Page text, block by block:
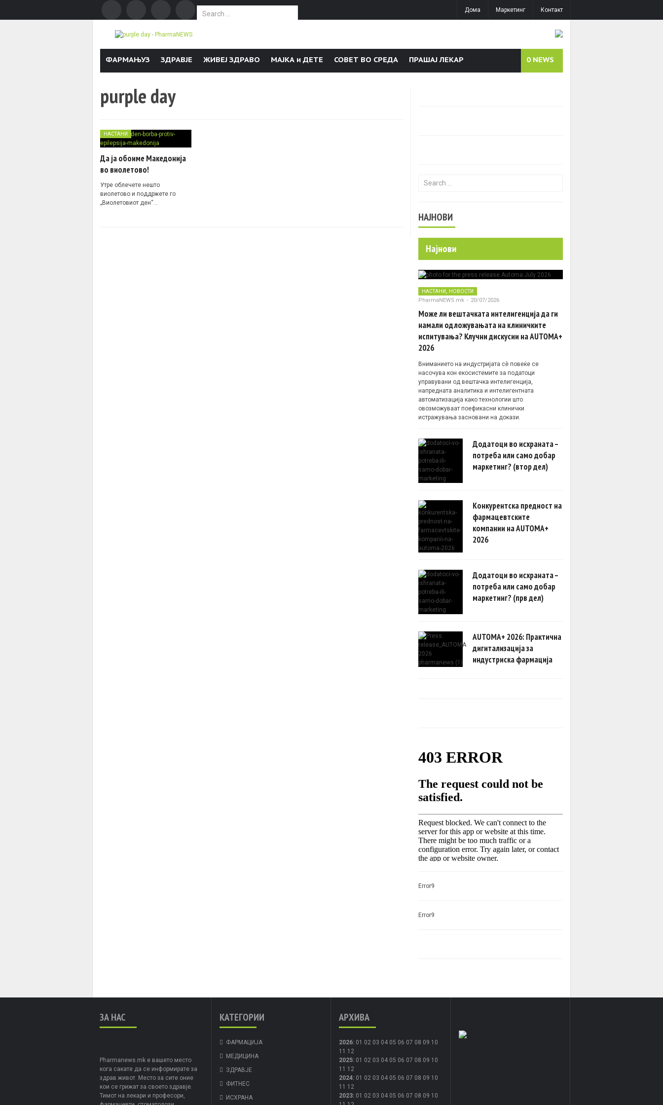
Search for:
Дома Маркетинг Контакт
ФАРМАЊУЗ ЗДРАВЈЕ ЖИВЕЈ ЗДРАВО МАЈКА и ДЕТЕ СОВЕТ ВО СРЕДА ПРАШАЈ ЛЕКАР 0 NEWS
purple day
НАСТАНИ
Да ја обоиме Македонија
во виолетово!
Утре облечете нешто
виолетово и поддржете го
„Виолетовиот ден“…
Search for:
НАЈНОВИ
Најнови
НАСТАНИ НОВОСТИ
PharmaNEWS.mk - 20/07/2026
Може ли вештачката интелигенција да ги
намали одложувањата на клиничките
испитувања? Клучни дискусии на AUTOMA+
2026
Вниманието на индустријата сè повеќе се
насочува кон екосистемите за податоци
управувани од вештачка интелигенција,
напредната аналитика и интелигентната
автоматизација како технологии што
овозможуваат поефикасни клинички
истражувања засновани на докази.
Додатоци во исхраната –
потреба или само добар
маркетинг? (втор дел)
Конкурентска предност на
фармацевтските
компании на AUTOMA+
2026
Додатоци во исхраната –
потреба или само добар
маркетинг? (прв дел)
AUTOMA+ 2026: Практична
дигитализација за
индустриска фармација
Error9
Error9
ЗА НАС
Pharmanews.mk е вашето место
кога сакате да се информирате за
здрав живот. Место за сите оние
кои се грижат за своето здравје.
Тимот на лекари и професори,
КАТЕГОРИИ
ФАРМАЦИЈА
МЕДИЦИНА
ЗДРАВЈЕ
ФИТНЕС
ИСХРАНА
АРХИВА
2026: 01 02 03 04 05 06 07 08 09 10
11 12
2025: 01 02 03 04 05 06 07 08 09 10
11 12
2024: 01 02 03 04 05 06 07 08 09 10
11 12
2023: 01 02 03 04 05 06 07 08 09 10